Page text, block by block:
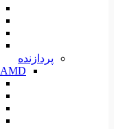
پردازنده
AMD